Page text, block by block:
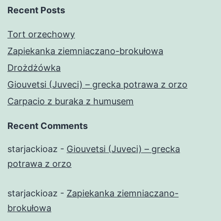
Recent Posts
Tort orzechowy
Zapiekanka ziemniaczano-brokułowa
Drożdżówka
Giouvetsi (Juveci) – grecka potrawa z orzo
Carpacio z buraka z humusem
Recent Comments
starjackioaz - Giouvetsi (Juveci) – grecka
potrawa z orzo
starjackioaz - Zapiekanka ziemniaczano-
brokułowa